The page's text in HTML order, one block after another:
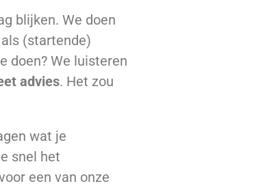
blijken. We doen
(startende)
doen? We luisteren
advies. Het zou
wat je
snel het
een van onze